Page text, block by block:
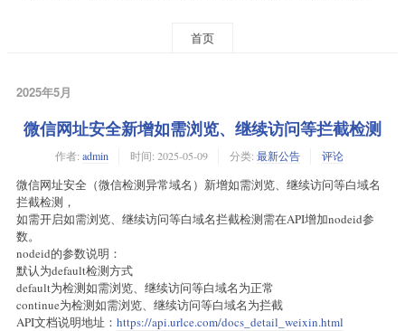
首页
2025年5月
微信网址安全新增如需浏览、继续访问等拦截检测
作者: admin 时间: 2025-05-09 分类: 最新公告 评论
微信网址安全（微信检测异常域名）新增如需浏览、继续访问等白域名
拦截检测，
如需开启如需浏览、继续访问等白域名拦截检测需在API增加nodeid参
数。
nodeid的参数说明：
默认为default检测方式
default为检测如需浏览、继续访问等白域名为正常
continue为检测如需浏览、继续访问等白域名为拦截
API文档说明地址： https://api.urlce.com/docs_detail_weixin.html